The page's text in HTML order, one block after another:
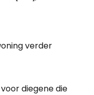
verder
diegene die